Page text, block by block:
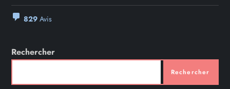
829 Avis
Rechercher
Rechercher